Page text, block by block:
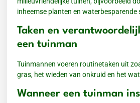
inheemse planten en waterbesparende
Taken en
een tuinman
Tuinmannen voeren routinetaken uit
gras, het wieden van onkruid en het
Wanneer een tuinman